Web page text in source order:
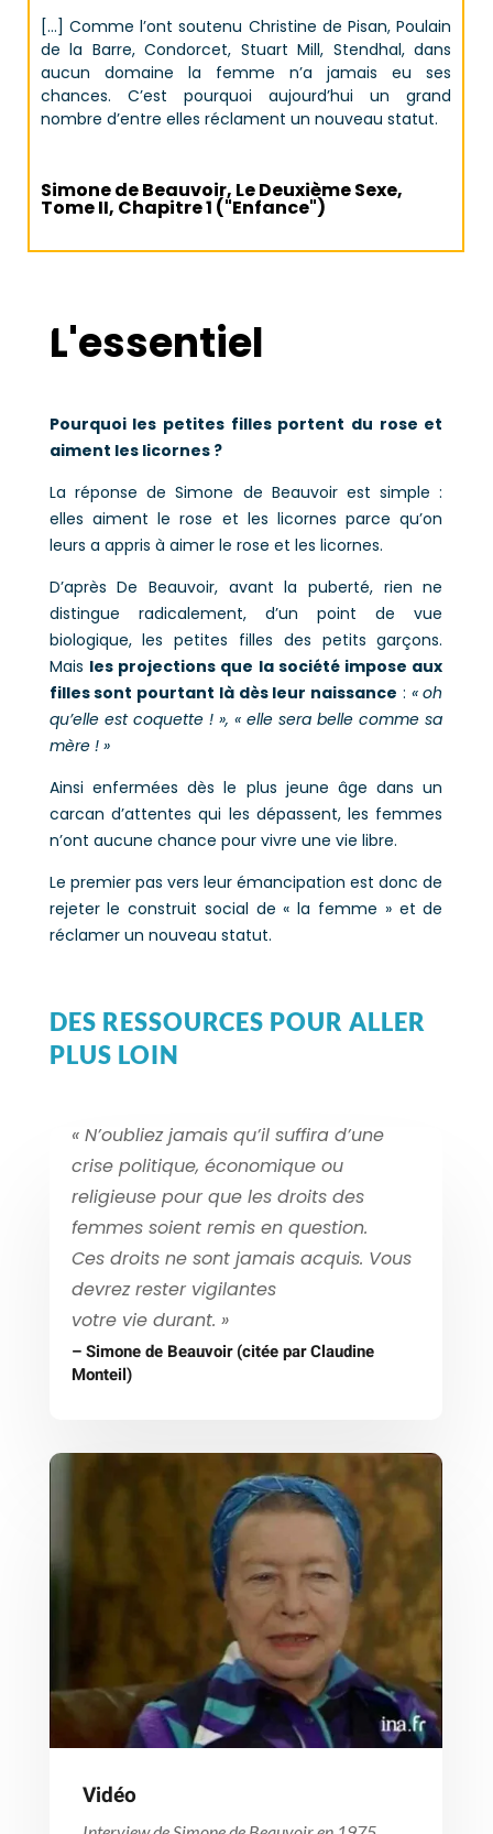
[…] Comme l’ont soutenu Christine de Pisan, Poulain
de la Barre, Condorcet, Stuart Mill, Stendhal, dans
aucun domaine la femme n’a jamais eu ses
chances. C’est pourquoi aujourd’hui un grand
nombre d’entre elles réclament un nouveau statut.
Simone de Beauvoir, Le Deuxième Sexe,
Tome II, Chapitre 1 ("Enfance")
L'essentiel
Pourquoi les petites filles portent du rose et
aiment les licornes ?
La réponse de Simone de Beauvoir est simple :
elles aiment le rose et les licornes parce qu’on
leurs a appris à aimer le rose et les licornes.
D’après De Beauvoir, avant la puberté, rien ne
distingue radicalement, d’un point de vue
biologique, les petites filles des petits garçons.
Mais les projections que la société impose aux
filles sont pourtant là dès leur naissance : « oh
qu’elle est coquette ! », « elle sera belle comme sa
mère ! »
Ainsi enfermées dès le plus jeune âge dans un
carcan d’attentes qui les dépassent, les femmes
n’ont aucune chance pour vivre une vie libre.
Le premier pas vers leur émancipation est donc de
rejeter le construit social de « la femme » et de
réclamer un nouveau statut.
DES RESSOURCES POUR ALLER
PLUS LOIN
« N’oubliez jamais qu’il suffira d’une
crise politique, économique ou
religieuse pour que les droits des
femmes soient remis en question.
Ces droits ne sont jamais acquis. Vous
devrez rester vigilantes
votre vie durant. »
– Simone de Beauvoir (citée par Claudine
Monteil)
Vidéo